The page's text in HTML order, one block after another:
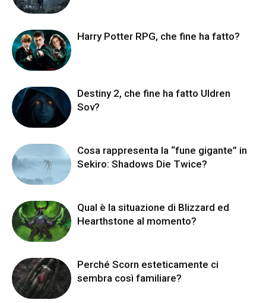
Harry Potter RPG, che fine ha fatto?
Destiny 2, che fine ha fatto Uldren
Sov?
Cosa rappresenta la “fune gigante” in
Sekiro: Shadows Die Twice?
Qual è la situazione di Blizzard ed
Hearthstone al momento?
Perché Scorn esteticamente ci
sembra così familiare?